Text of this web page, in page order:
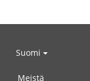
Suomi
Meistä